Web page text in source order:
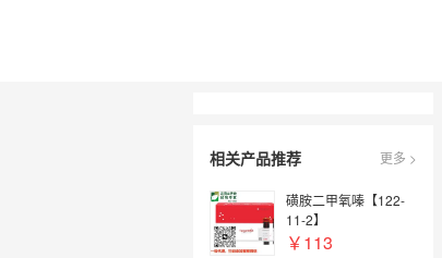
相关产品推荐 更多 >
磺胺二甲氧嗪【122-
11-2】
￥113